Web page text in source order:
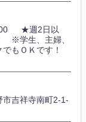
★週2日以
※学生、主婦、
もＯＫです！
市吉祥寺南町2-1-